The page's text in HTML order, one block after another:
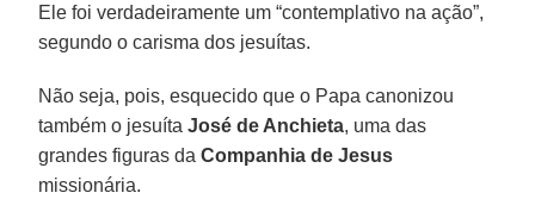
Ele foi verdadeiramente um “contemplativo na ação”,
segundo o carisma dos jesuítas.
Não seja, pois, esquecido que o Papa canonizou
também o jesuítaJosé de Anchieta, uma das
grandes figuras daCompanhia de Jesus
missionária.